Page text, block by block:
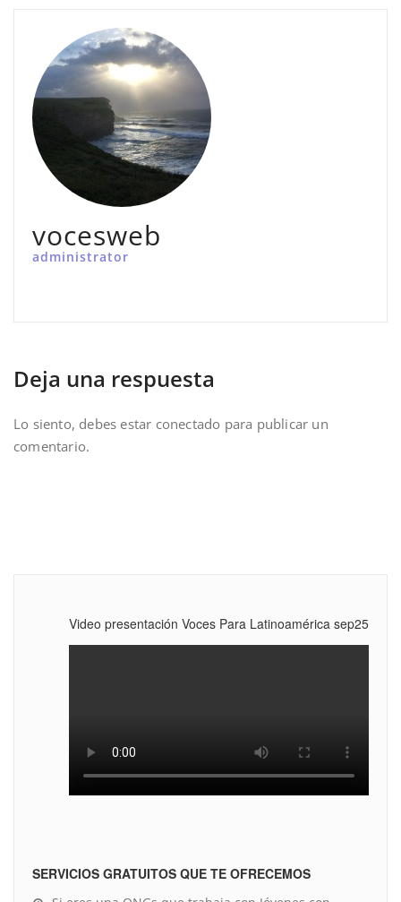
vocesweb
administrator
Deja una respuesta
Lo siento, debes estar conectado para publicar un
comentario.
Video presentación Voces Para Latinoamérica sep25
SERVICIOS GRATUITOS QUE TE OFRECEMOS